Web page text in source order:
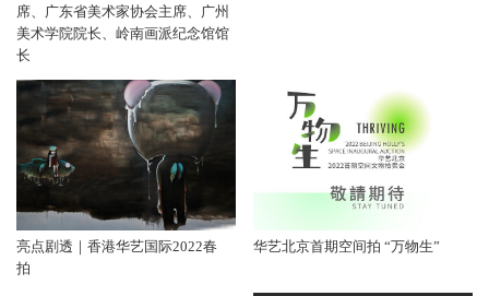
席、广东省美术家协会主席、广州
美术学院院长、岭南画派纪念馆馆
长
亮点剧透｜香港华艺国际2022春
拍
华艺北京首期空间拍 “万物生”